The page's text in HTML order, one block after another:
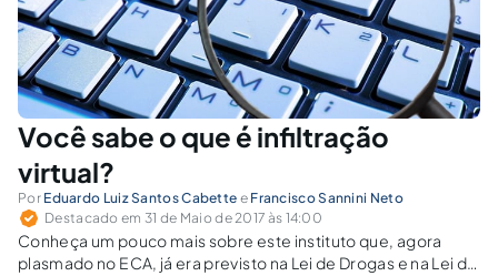
Você sabe o que é infiltração
virtual?
Por Eduardo Luiz Santos Cabette e Francisco Sannini Neto
Destacado em 31 de Maio de 2017 às 14:00
Conheça um pouco mais sobre este instituto que, agora
plasmado no ECA, já era previsto na Lei de Drogas e na Lei de